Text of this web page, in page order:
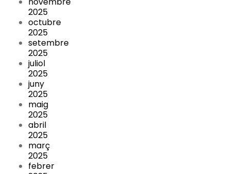
2025
octubre
2025
setembre
2025
juliol
2025
juny
2025
maig
2025
abril
2025
març
2025
febrer